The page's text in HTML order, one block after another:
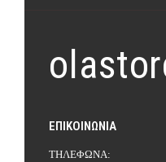
ΕΠΙΚΟΙΝΩΝΊΑ
ΤΗΛΈΦΩΝΑ: